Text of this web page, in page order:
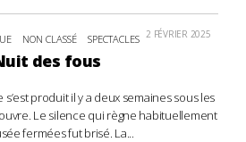
NON CLASSÉ SPECTACLES 2 FÉVRIER 2025
des fous
produit il y a deux semaines sous les
Le silence qui règne habituellement
fermées fut brisé. La...